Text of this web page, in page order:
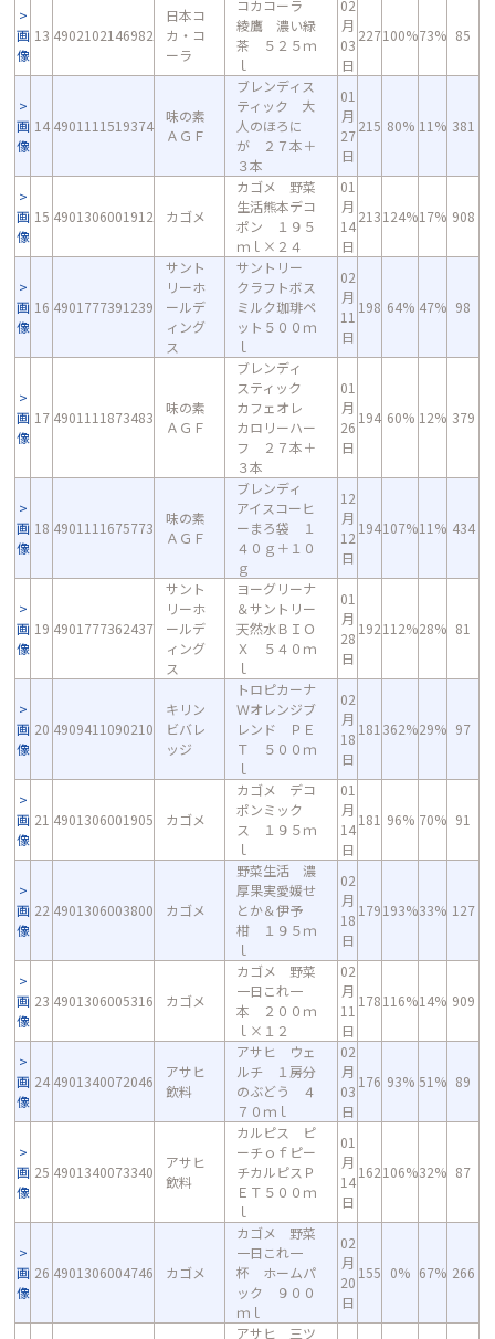
画
像
13 4902102146982
日本コ
カ・コ
ーラ
コカコーラ
綾鷹 濃い緑
茶 ５２５ｍ
ｌ
02
月
03
日
227100%73% 85
画
像
14 4901111519374
味の素
ＡＧＦ
ブレンディス
ティック 大
人のほろに
が ２７本＋
３本
01
月
27
日
215 80% 11% 381
画
像
15 4901306001912 カゴメ
カゴメ 野菜
生活熊本デコ
ポン １９５
ｍｌ×２４
01
月
14
日
213124%17% 908
画
像
16 4901777391239
サント
リーホ
ールデ
ィング
ス
サントリー
クラフトボス
ミルク珈琲ペ
ット５００ｍ
ｌ
02
月
11
日
198 64% 47% 98
画
像
17 4901111873483
味の素
ＡＧＦ
ブレンディ
スティック
カフェオレ
カロリーハー
フ ２７本＋
３本
01
月
26
日
194 60% 12% 379
画
像
18 4901111675773
味の素
ＡＧＦ
ブレンディ
アイスコーヒ
ーまろ袋 １
４０ｇ＋１０
ｇ
12
月
12
日
194107%11% 434
画
像
19 4901777362437
サント
リーホ
ールデ
ィング
ス
ヨーグリーナ
＆サントリー
天然水ＢＩＯ
Ｘ ５４０ｍ
ｌ
01
月
28
日
192112%28% 81
画
像
20 4909411090210
キリン
ビバレ
ッジ
トロピカーナ
Ｗオレンジブ
レンド ＰＥ
Ｔ ５００ｍ
ｌ
02
月
18
日
181 362%29% 97
画
像
21 4901306001905 カゴメ
カゴメ デコ
ポンミック
ス １９５ｍ
ｌ
01
月
14
日
181 96% 70% 91
画
像
22 4901306003800 カゴメ
野菜生活 濃
厚果実愛媛せ
とか＆伊予
柑 １９５ｍ
ｌ
02
月
18
日
179193%33% 127
画
像
23 4901306005316 カゴメ
カゴメ 野菜
一日これ一
本 ２００ｍ
ｌ×１２
02
月
11
日
178116%14% 909
画
像
24 4901340072046
アサヒ
飲料
アサヒ ウェ
ルチ １房分
のぶどう ４
７０ｍｌ
02
月
03
日
176 93% 51% 89
画
像
25 4901340073340
アサヒ
飲料
カルピス ピ
ーチｏｆピー
チカルピスＰ
ＥＴ５００ｍ
ｌ
01
月
14
日
162106%32% 87
画
像
26 4901306004746 カゴメ
カゴメ 野菜
一日これ一
杯 ホームパ
ック ９００
ｍｌ
02
月
20
日
155 0% 67% 266
アサヒ 三ツ